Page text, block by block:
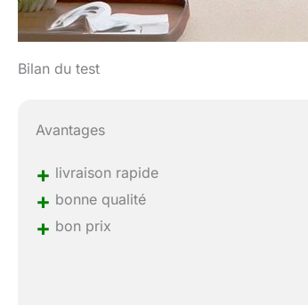
Bilan du test
Avantages
+ livraison rapide
+ bonne qualité
+ bon prix